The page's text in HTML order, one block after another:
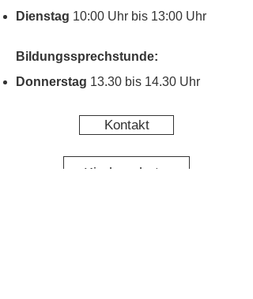
Dienstag 10:00 Uhr bis 13:00 Uhr
Bildungssprechstunde:
Donnerstag 13.30 bis 14.30 Uhr
Kontakt
Kinderschutz